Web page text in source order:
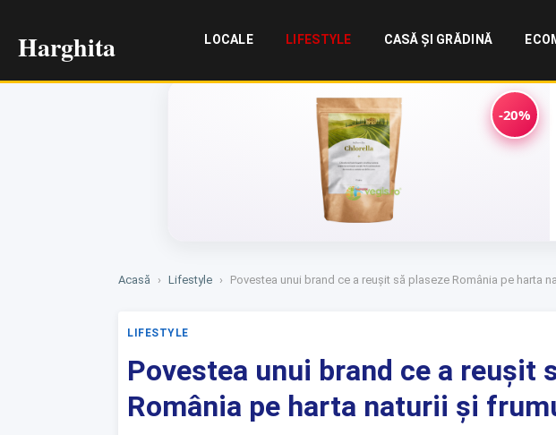
Harghita LOCALE LIFESTYLE CASĂ ȘI GRĂDINĂ
-20%
Acasă › Lifestyle › Povestea unui brand ce a reușit să plaseze România pe harta
LIFESTYLE
Povestea unui brand ce a reușit
România pe harta naturii și